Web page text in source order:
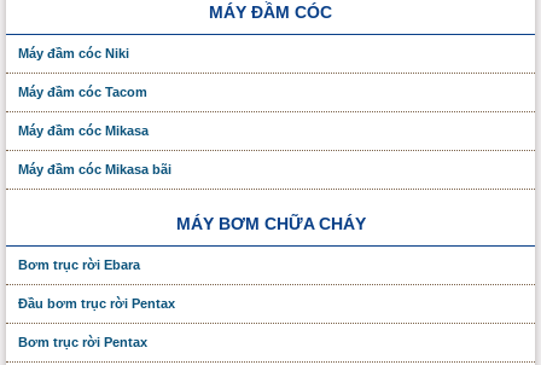
MÁY ĐẦM CÓC
Máy đầm cóc Niki
Máy đầm cóc Tacom
Máy đầm cóc Mikasa
Máy đầm cóc Mikasa bãi
MÁY BƠM CHỮA CHÁY
Bơm trục rời Ebara
Đầu bơm trục rời Pentax
Bơm trục rời Pentax